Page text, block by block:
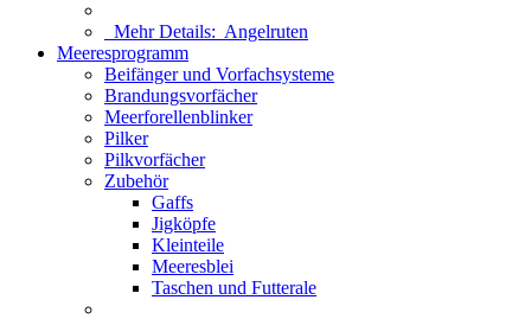
Mehr Details: Angelruten
Meeresprogramm
Beifänger und Vorfachsysteme
Brandungsvorfächer
Meerforellenblinker
Pilker
Pilkvorfächer
Zubehör
Gaffs
Jigköpfe
Kleinteile
Meeresblei
Taschen und Futterale